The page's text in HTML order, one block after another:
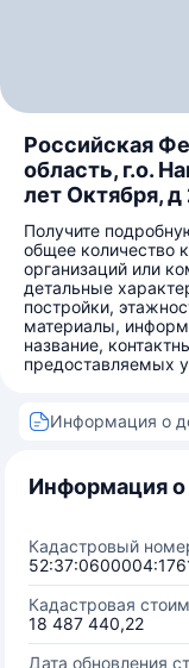
Российская
область, г.о.
лет Октября, д
Получите
общее количество
организаций или
детальные
постройки,
материалы,
название,
предоставляемых
Информация о
Информация
Кадастровый
Кадастровая
18 487 440,22
Дата обновления